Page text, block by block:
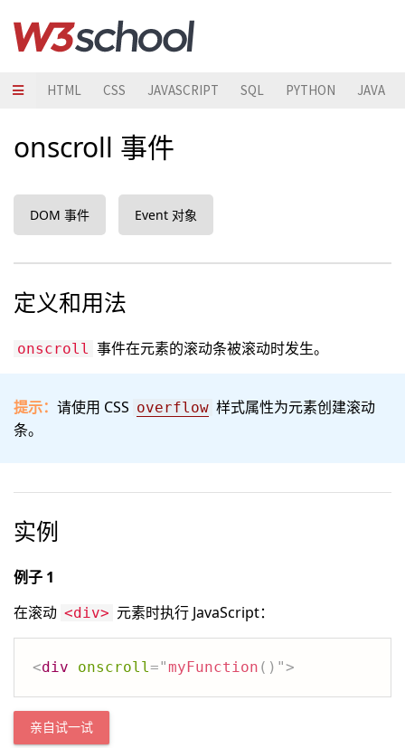
HTML CSS JAVASCRIPT SQL PYTHON JAVA
onscroll 事件
DOM 事件 Event 对象
定义和用法
onscroll 事件在元素的滚动条被滚动时发生。
提示： 请使用 CSS overflow 样式属性为元素创建滚动
条。
实例
例子 1
在滚动 <div> 元素时执行 JavaScript：
<div onscroll="myFunction ( ) ">
亲自试一试